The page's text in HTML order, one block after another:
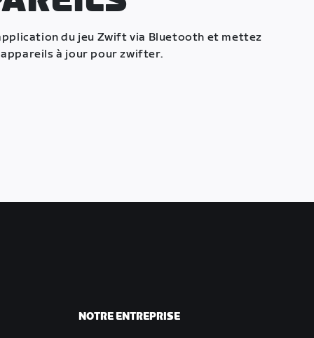
du jeu Zwift via Bluetooth et mettez
à jour pour zwifter.
NOTRE ENTREPRISE